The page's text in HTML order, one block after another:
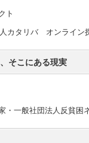
ト
人カタリバ オンライ
そこにある現実
・一般社団法人反貧困